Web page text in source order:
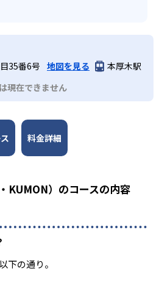
35番6号 地図を見る
本厚木駅
現在できません
料金詳細
KUMON）のコースの内容
下の通り。